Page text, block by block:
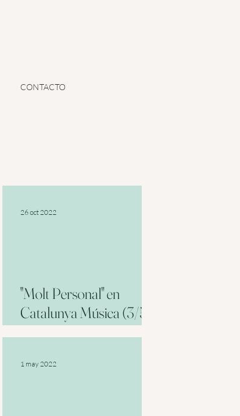
CONTACTO
"Molt Personal" en
Catalunya Música (3/5:
Schubert)
26 oct 2022
1 may 2022